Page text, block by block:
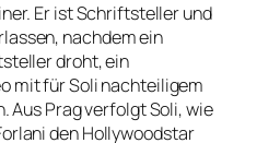
Er ist Schriftsteller und
nachdem ein
droht, ein
mit für Soli nachteiligem
Aus Prag verfolgt Soli, wie
den Hollywoodstar